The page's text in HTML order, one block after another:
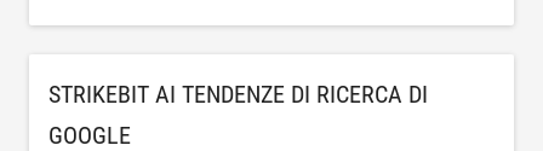
STRIKEBIT AI TENDENZE DI RICERCA DI
GOOGLE